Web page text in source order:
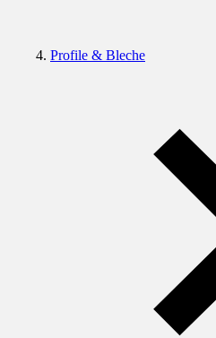
Profile & Bleche